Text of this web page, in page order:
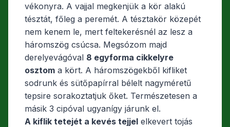
vékonyra. A vajjal megkenjük a kör alakú
tésztát, főleg a peremét. A tésztakör közepét
nem kenem le, mert feltekerésnél az lesz a
háromszög csúcsa. Megsózom majd
derelyevágóval 8 egyforma cikkelyre
osztom a kört. A háromszögekből kifliket
sodrunk és sütőpapírral bélelt nagyméretű
tepsire sorakoztatjuk őket. Természetesen a
másik 3 cipóval ugyanígy járunk el.
A kiflik tetejét a kevés tejjel elkevert tojás